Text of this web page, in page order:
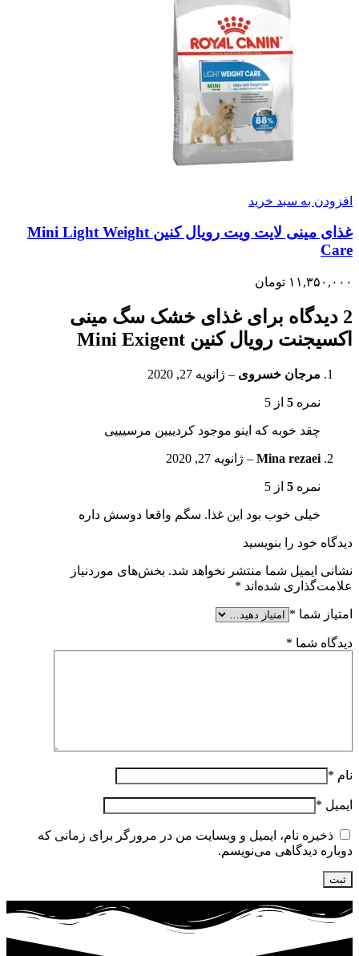
افزودن به سبد خرید
غذای مینی لایت ویت رویال کنین Mini Light Weight
Care
۱۱,۳۵۰,۰۰۰ تومان
2 دیدگاه برای
غذای خشک سگ مینی
اکسیجنت رویال کنین Mini Exigent
مرجان خسروی – ژانویه 27, 2020
نمره 5 از 5
چقد خوبه که اینو موجود کردییین مرسیییی
Mina rezaei
– ژانویه 27, 2020
نمره 5 از 5
خیلی خوب بود این غذا. سگم واقعا دوسش داره
دیدگاه خود را بنویسید
نشانی ایمیل شما منتشر نخواهد شد. بخش‌های موردنیاز
علامت‌گذاری شده‌اند *
امتیاز شما *
دیدگاه شما *
نام *
ایمیل *
ذخیره نام، ایمیل و وبسایت من در مرورگر برای زمانی که
دوباره دیدگاهی می‌نویسم.